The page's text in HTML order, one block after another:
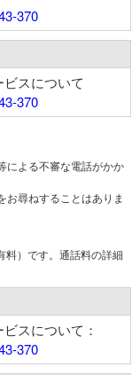
370
スについて
370
による不審な電話がかか
お尋ねすることはありま
料）です。通話料の詳細
スについて：
370